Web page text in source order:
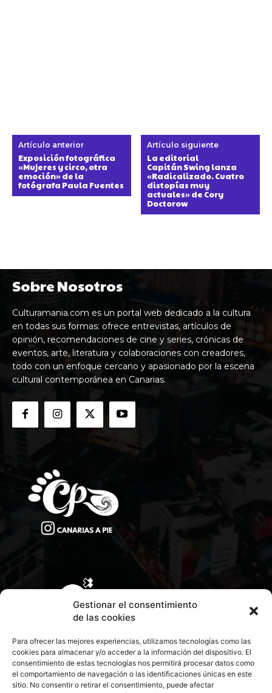
Gestionar el consentimiento
de las cookies
Para ofrecer las mejores experiencias, utilizamos tecnologías como las
cookies para almacenar y/o acceder a la información del dispositivo. El
consentimiento de estas tecnologías nos permitirá procesar datos como
el comportamiento de navegación o las identificaciones únicas en este
sitio. No consentir o retirar el consentimiento, puede afectar
Artículo anterior
Exposición fotográfica
«Mujeres y circo, otra
emoción» de la
fotógrafa Paula Fuentes
Artículo siguiente
La editorial
Capitán Swing lanza
«Radicalizado. Cuatro
distopías muy
actuales» de Cory
Doctorow
Sobre Nosotros
Culturamania.com es un portal web dedicado a la cultura
en todas sus formas: ofrece entrevistas, artículos de
opinión, recomendaciones de cine y series, crónicas de
eventos, arte, literatura y colaboraciones con creadores,
todo con un enfoque cercano y apasionado por la escena
cultural contemporánea en Canarias.